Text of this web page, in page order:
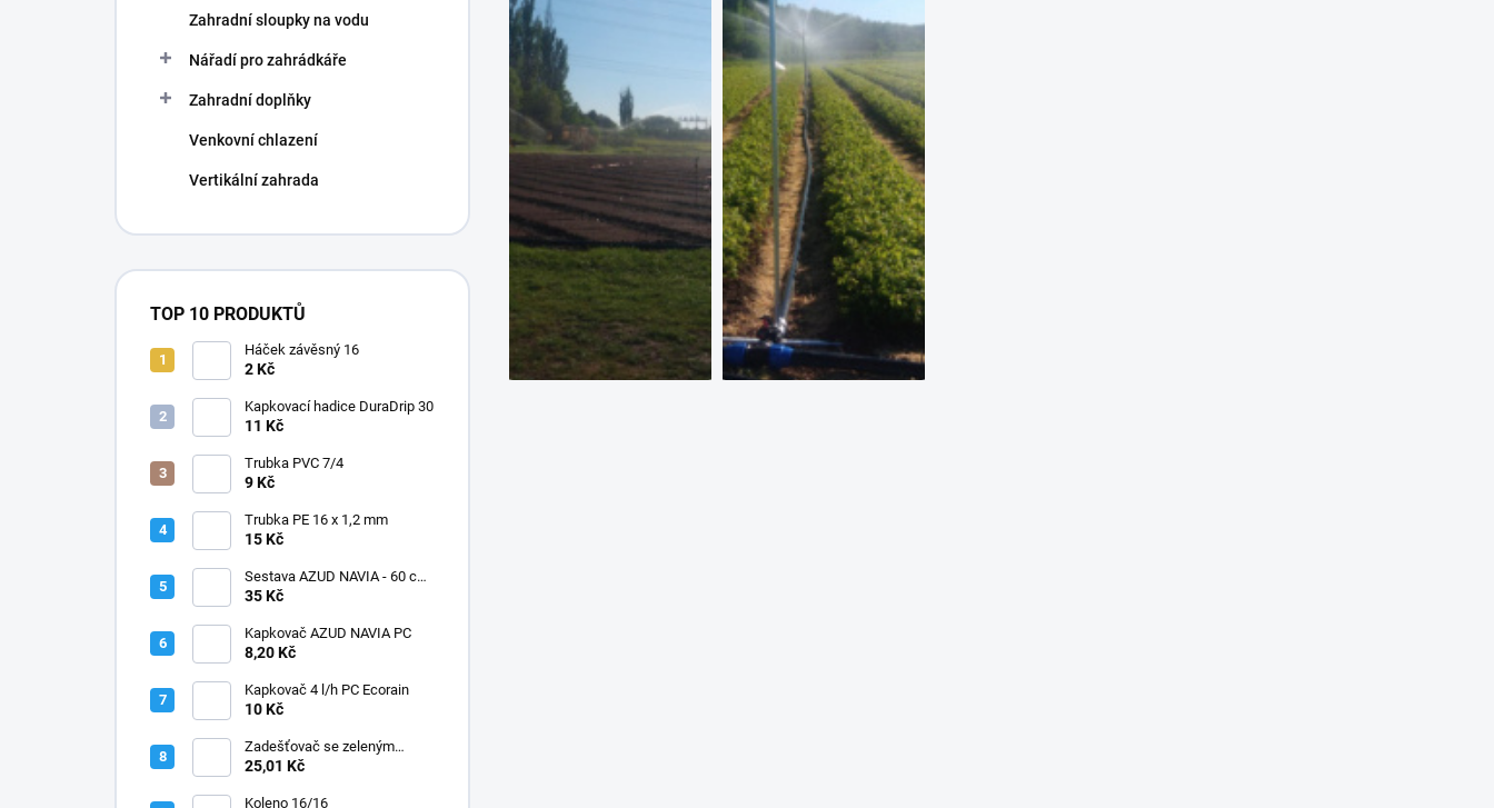
Zahradní sloupky na vodu
Nářadí pro zahrádkáře
Zahradní doplňky
Venkovní chlazení
Vertikální zahrada
TOP 10 PRODUKTŮ
Háček závěsný 16
2 Kč
Kapkovací hadice DuraDrip 30
11 Kč
Trubka PVC 7/4
9 Kč
Trubka PE 16 x 1,2 mm
15 Kč
Sestava AZUD NAVIA - 60 cm,
jehly zahnuté
35 Kč
Kapkovač AZUD NAVIA PC
8,20 Kč
Kapkovač 4 l/h PC Ecorain
10 Kč
Zadešťovač se zeleným
rotorem a žlutou tryskou
25,01 Kč
Koleno 16/16